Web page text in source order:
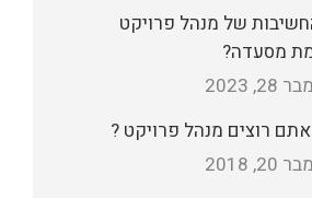
של מנהל פרויקט
מסעדה?
2023
רוצים מנהל פרויקט ?
2018